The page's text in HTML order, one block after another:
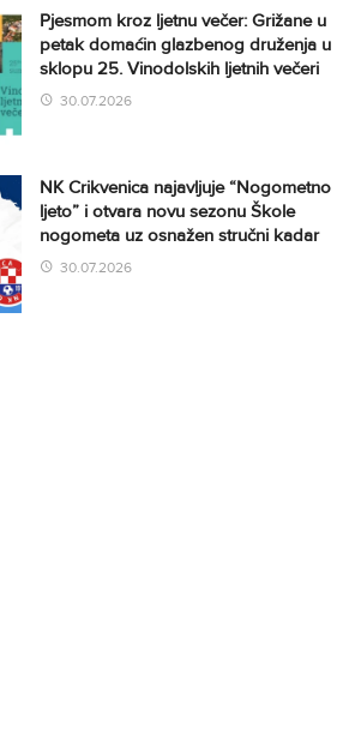
Pjesmom kroz ljetnu večer: Grižane u
petak domaćin glazbenog druženja u
sklopu 25. Vinodolskih ljetnih večeri
30.07.2026
NK Crikvenica najavljuje “Nogometno
ljeto” i otvara novu sezonu Škole
nogometa uz osnažen stručni kadar
30.07.2026